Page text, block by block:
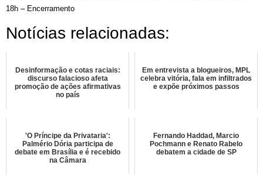
18h – Encerramento
Notícias relacionadas:
Desinformação e cotas raciais:
discurso falacioso afeta
promoção de ações afirmativas
no país
Em entrevista a blogueiros, MPL
celebra vitória, fala em infiltrados
e expõe próximos passos
'O Príncipe da Privataria':
Palmério Dória participa de
debate em Brasília e é recebido
na Câmara
Fernando Haddad, Marcio
Pochmann e Renato Rabelo
debatem a cidade de SP